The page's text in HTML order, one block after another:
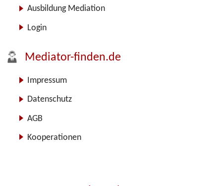
Ausbildung Mediation
Login
Mediator-finden.de
Impressum
Datenschutz
AGB
Kooperationen